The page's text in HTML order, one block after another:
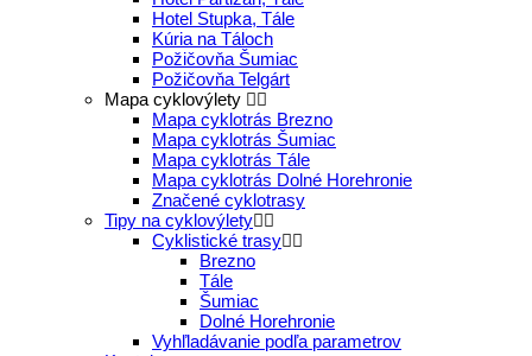
Hotel Stupka, Tále
Kúria na Táloch
Požičovňa Šumiac
Požičovňa Telgárt
Mapa cyklovýlety
Mapa cyklotrás Brezno
Mapa cyklotrás Šumiac
Mapa cyklotrás Tále
Mapa cyklotrás Dolné Horehronie
Značené cyklotrasy
Tipy na cyklovýlety
Cyklistické trasy
Brezno
Tále
Šumiac
Dolné Horehronie
Vyhľladávanie podľa parametrov